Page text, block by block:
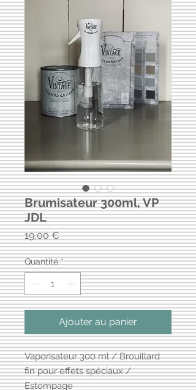
Brumisateur 300ml, VP
JDL
19,00 €Prix
Quantité *
Ajouter au panier
Vaporisateur 300 ml / Brouillard
fin pour effets spéciaux /
Estompage